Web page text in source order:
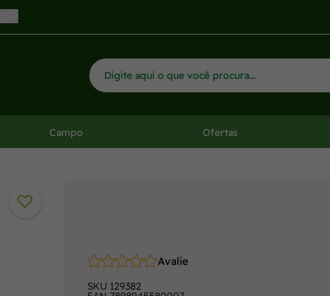
Campo Ofertas
Avalie
SKU 129382